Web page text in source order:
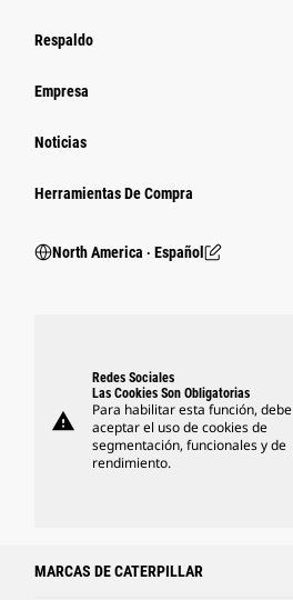
Respaldo
Empresa
Noticias
Herramientas De Compra
North America ‧ Español
warning
Redes Sociales
Las Cookies Son Obligatorias
Para habilitar esta función, debe
aceptar el uso de cookies de
segmentación, funcionales y de
rendimiento.
MARCAS DE CATERPILLAR